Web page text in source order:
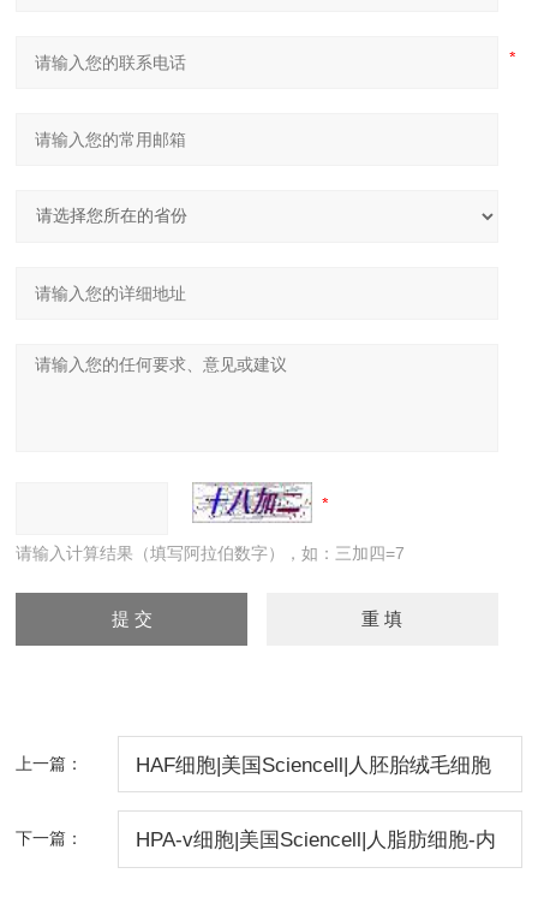
请输入计算结果（填写阿拉伯数字），如：三加四=7
上一篇： HAF细胞|美国Sciencell|人胚胎绒毛细胞
下一篇： HPA-v细胞|美国Sciencell|人脂肪细胞-内